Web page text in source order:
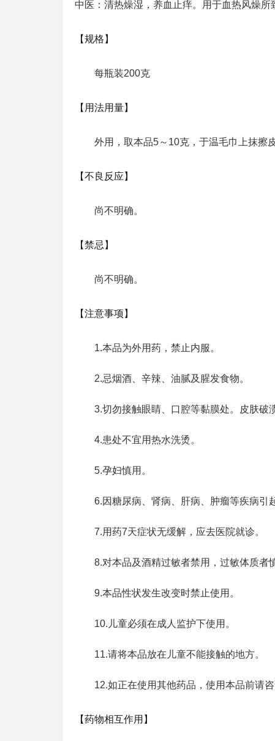
中医：清热燥湿，养血止痒。用于血热风燥所
【规格】
每瓶装200克
【用法用量】
外用，取本品5～10克，于温毛巾上抹擦
【不良反应】
尚不明确。
【禁忌】
尚不明确。
【注意事项】
1.本品为外用药，禁止内服。
2.忌烟酒、辛辣、油腻及腥发食物。
3.切勿接触眼睛、口腔等黏膜处。皮肤破
4.患处不宜用热水洗烫。
5.孕妇慎用。
6.因糖尿病、肾病、肝病、肿瘤等疾病引
7.用药7天症状无缓解，应去医院就诊。
8.对本品及酒精过敏者禁用，过敏体质者
9.本品性状发生改变时禁止使用。
10.儿童必须在成人监护下使用。
11.请将本品放在儿童不能接触的地方。
12.如正在使用其他药品，使用本品前请咨
【药物相互作用】